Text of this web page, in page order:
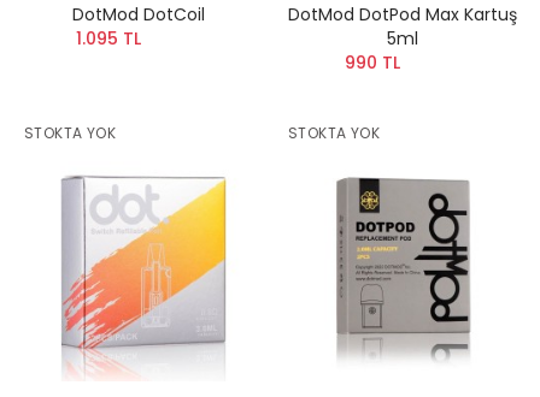
DotMod DotCoil
1.095 TL
DotMod DotPod Max Kartuş
5ml
990 TL
STOKTA YOK STOKTA YOK